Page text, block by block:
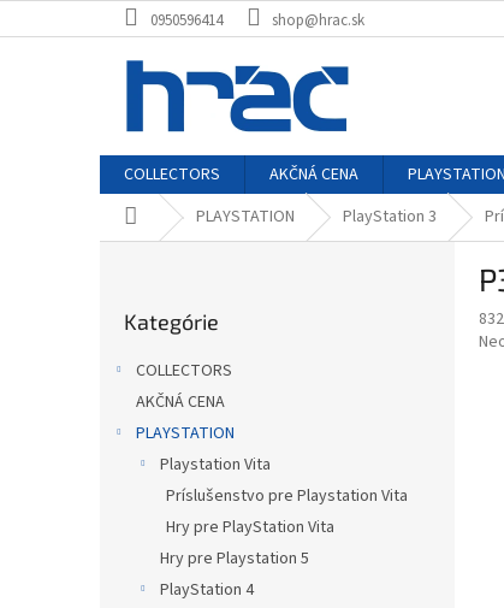
na
0950596414 shop@hrac.sk
COLLECTORS AKČNÁ CENA PLAYSTATION
DomovPLAYSTATION PlayStation 3
kategórie
Kategórie
COLLECTORS
AKČNÁ CENA
PLAYSTATION
Playstation Vita
Príslušenstvo pre Playstation Vita
Hry pre PlayStation Vita
Hry pre Playstation 5
PlayStation 4